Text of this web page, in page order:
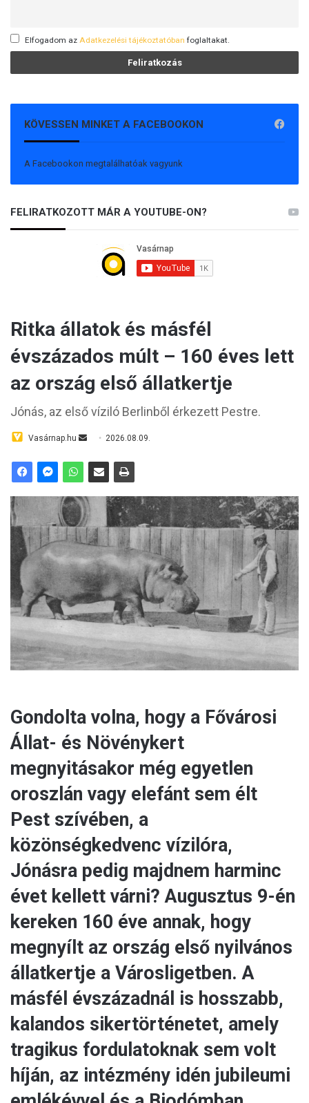
Elfogadom az Adatkezelési tájékoztatóban foglaltakat.
KÖVESSEN MINKET A FACEBOOKON
A Facebookon megtalálhatóak vagyunk
FELIRATKOZOTT MÁR A YOUTUBE-ON?